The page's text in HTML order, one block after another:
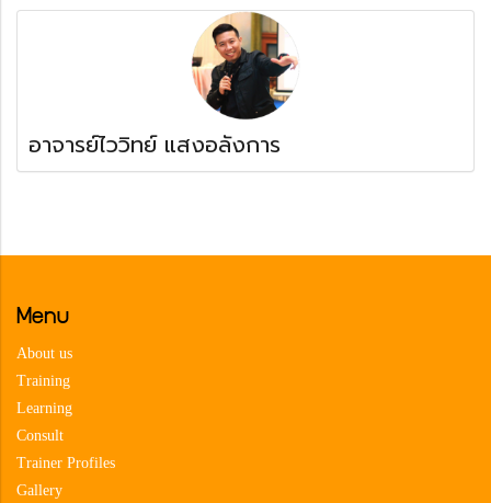
อาจารย์ไววิทย์ แสงอลังการ
Menu
About us
Training
Learning
Consult
Trainer Profiles
Gallery